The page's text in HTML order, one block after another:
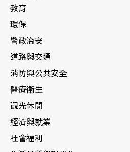
教育
環保
警政治安
道路與交通
消防與公共安全
醫療衛生
觀光休閒
經濟與就業
社會福利